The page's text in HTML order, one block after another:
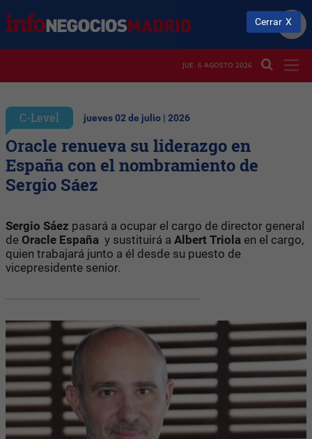
JUE. 6 AGOSTO 2026
C-Level jueves 02 de julio | 2026
Oracle renueva su liderazgo en
España con el nombramiento de
Sergio Sáez
Sergio Sáez pasará a ocupar el cargo de director general
de Oracle España y sustituirá a Albert Triola en el cargo,
quien trabajará junto a él desde su puesto de
vicepresidente senior.
Cerrar